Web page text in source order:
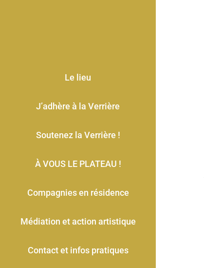
Le lieu
J’adhère à la Verrière
Soutenez la Verrière !
À VOUS LE PLATEAU !
Compagnies en résidence
Médiation et action artistique
Contact et infos pratiques